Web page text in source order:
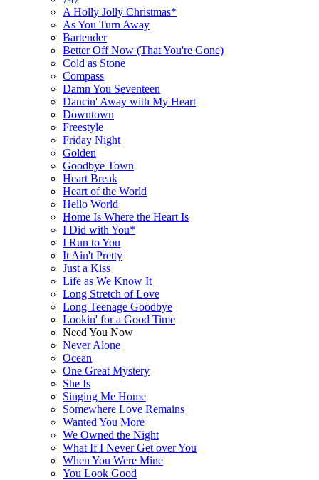
A Holly Jolly Christmas*
As You Turn Away
Bartender
Better Off Now (That You're Gone)
Cold as Stone
Compass
Damn You Seventeen
Dancin' Away with My Heart
Downtown
Freestyle
Friday Night
Golden
Goodbye Town
Heart Break
Heart of the World
Hello World
Home Is Where the Heart Is
I Did with You*
I Run to You
It Ain't Pretty
Just a Kiss
Life as We Know It
Long Stretch of Love
Long Teenage Goodbye
Lookin' for a Good Time
Need You Now
Never Alone
Ocean
One Great Mystery
She Is
Singing Me Home
Somewhere Love Remains
Wanted You More
We Owned the Night
What If I Never Get over You
When You Were Mine
You Look Good